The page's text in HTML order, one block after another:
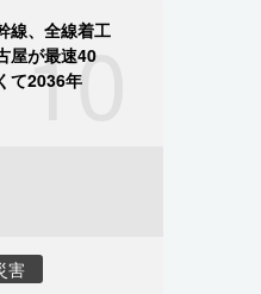
10
線、全線着工
が最速40
て2036年
害